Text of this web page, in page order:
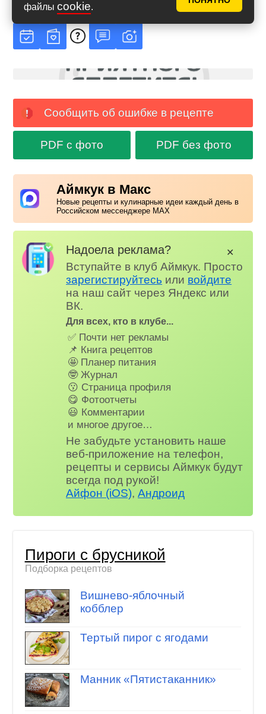
файлы cookie.
на основе 11голосов
Сообщить об ошибке в рецепте
PDF с фото PDF без фото
Аймкук в Макс
Новые рецепты и кулинарные идеи каждый день в
Российском мессенджере MAX
Надоела реклама?
Вступайте в клуб Аймкук. Просто
зарегистируйтесь или войдите
на наш сайт через Яндекс или
ВК.
Для всех, кто в клубе...
✅ Почти нет рекламы
📌 Книга рецептов
🤩 Планер питания
🤓 Журнал
😗 Страница профиля
😋 Фотоотчеты
😃 Комментарии
и многое другое…
Не забудьте установить наше
веб-приложение на телефон,
рецепты и сервисы Аймкук будут
всегда под рукой!
Айфон (iOS),Андроид
✕
Пироги с брусникой
Подборка рецептов
Вишнево-яблочный
кобблер
Тертый пирог с ягодами
Манник «Пятистаканник»